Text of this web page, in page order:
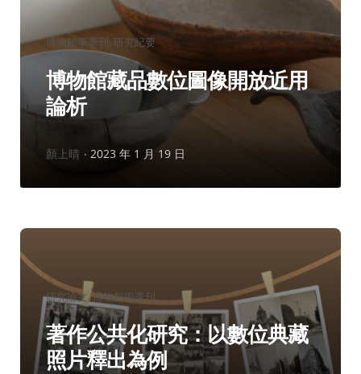
分
類：
博物館學季刊 研究紀要
博物館藏品數位圖像開放近用
論析
作
顏上晴 2023 年 1 月 19 日
分
類：
研究論文 博物館學季刊
著作公共化研究：以數位典藏
照片釋出為例